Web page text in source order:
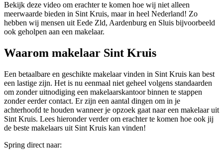
Bekijk deze video om erachter te komen hoe wij niet alleen
meerwaarde bieden in Sint Kruis, maar in heel Nederland! Zo
hebben wij mensen uit Eede Zld, Aardenburg en Sluis bijvoorbeeld
ook geholpen aan een makelaar.
Waarom makelaar Sint Kruis
Een betaalbare en geschikte makelaar vinden in Sint Kruis kan best
een lastige zijn. Het is nu eenmaal niet geheel volgens standaarden
om zonder uitnodiging een makelaarskantoor binnen te stappen
zonder eerder contact. Er zijn een aantal dingen om in je
achterhoofd te houden wanneer je opzoek gaat naar een makelaar uit
Sint Kruis. Lees hieronder verder om erachter te komen hoe ook jij
de beste makelaars uit Sint Kruis kan vinden!
Spring direct naar: